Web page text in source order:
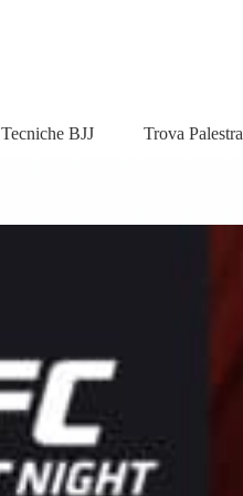
Tecniche BJJ Trova Palestra